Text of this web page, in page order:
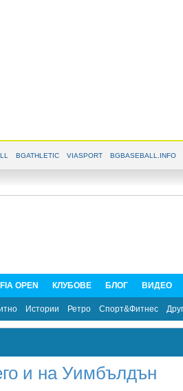
BGATHLETIC VIASPORT BGBASEBALL.INFO
OPEN КЛУБОВЕ БЛОГ ВИДЕО
Истории Ретро Спорт&Фитнес
и на Уимбълдън